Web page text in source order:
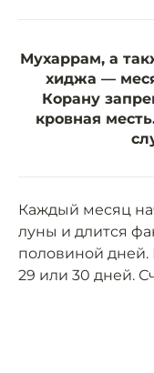
Мухаррам, а
хиджа —
Корану
кровная
Каждый месяц
луны и длится
половиной
29 или 30 дней.